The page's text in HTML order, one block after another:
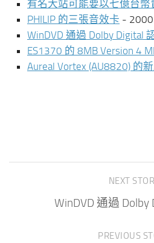
有名大站可能要以七億台幣
PHILIP 的三張音效卡 - 2000
WinDVD 通過 Dolby Digital
ES1370 的 8MB Version 4
Aureal Vortex (AU8820) 的
NEXT
WinDVD 通過 Dolby
PREVIOUS